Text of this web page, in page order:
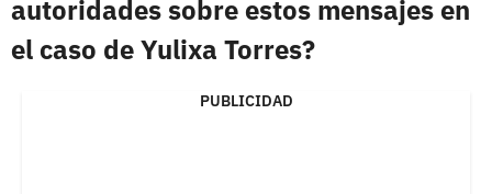
autoridades sobre estos mensajes en
el caso de Yulixa Torres?
PUBLICIDAD